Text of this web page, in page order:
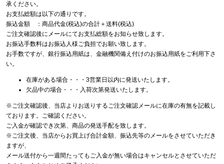
承ください。
お支払総額は以下の通りです。
振込金額 ：商品代金(税込)の合計＋送料(税込)
ご注文確認後にメールにてお支払総額をお知らせ致します。
お振込手数料はお振込人様ご負担でお願い致します。
お手数ですが、銀行振込用紙は、金融機関備え付けのお振込用紙をご利用下さ
い。
在庫がある場合・・・3営業日以内に発送いたします。
欠品中の場合・・・入荷次第発送いたします。
※ご注文確認後、当店よりお送りするご注文確認メールに在庫の有無を記載し
ております。ご確認ください。
ご入金が確認でき次第、商品の発送手配を致します。
※ご注文後、当店からお買上げ合計金額、振込先等のメールをさせていただき
ますが、
メール送付から一週間たってもご入金が無い場合はキャンセルとさせていただ